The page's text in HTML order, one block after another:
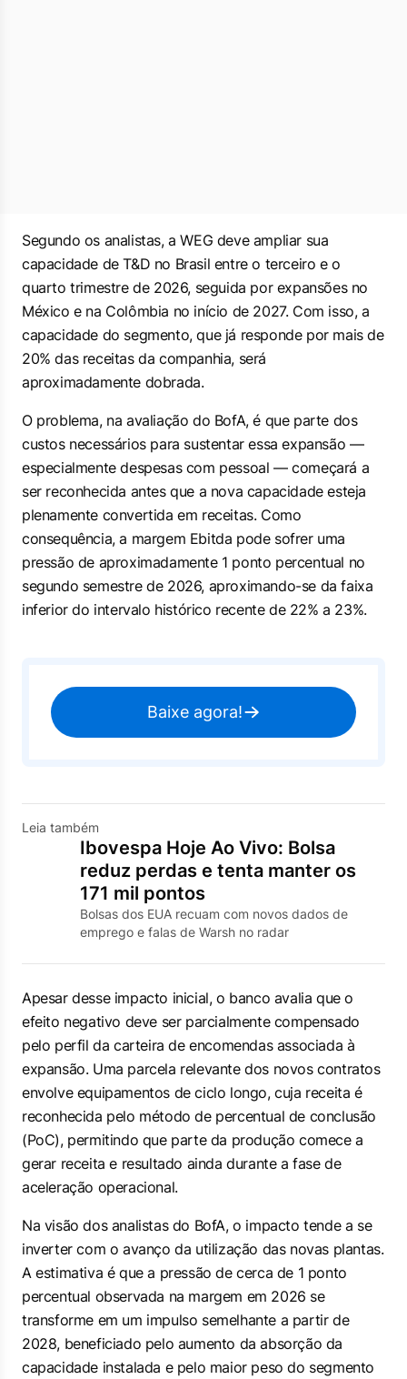
Segundo os analistas, a WEG deve ampliar sua
capacidade de T&D no Brasil entre o terceiro e o
quarto trimestre de 2026, seguida por expansões no
México e na Colômbia no início de 2027. Com isso, a
capacidade do segmento, que já responde por mais de
20% das receitas da companhia, será
aproximadamente dobrada.
O problema, na avaliação do BofA, é que parte dos
custos necessários para sustentar essa expansão —
especialmente despesas com pessoal — começará a
ser reconhecida antes que a nova capacidade esteja
plenamente convertida em receitas. Como
consequência, a margem Ebitda pode sofrer uma
pressão de aproximadamente 1 ponto percentual no
segundo semestre de 2026, aproximando-se da faixa
inferior do intervalo histórico recente de 22% a 23%.
Baixe agora!
Leia também
Ibovespa Hoje Ao Vivo: Bolsa
reduz perdas e tenta manter os
171 mil pontos
Bolsas dos EUA recuam com novos dados de
emprego e falas de Warsh no radar
Apesar desse impacto inicial, o banco avalia que o
efeito negativo deve ser parcialmente compensado
pelo perfil da carteira de encomendas associada à
expansão. Uma parcela relevante dos novos contratos
envolve equipamentos de ciclo longo, cuja receita é
reconhecida pelo método de percentual de conclusão
(PoC), permitindo que parte da produção comece a
gerar receita e resultado ainda durante a fase de
aceleração operacional.
Na visão dos analistas do BofA, o impacto tende a se
inverter com o avanço da utilização das novas plantas.
A estimativa é que a pressão de cerca de 1 ponto
percentual observada na margem em 2026 se
transforme em um impulso semelhante a partir de
2028, beneficiado pelo aumento da absorção da
capacidade instalada e pelo maior peso do segmento